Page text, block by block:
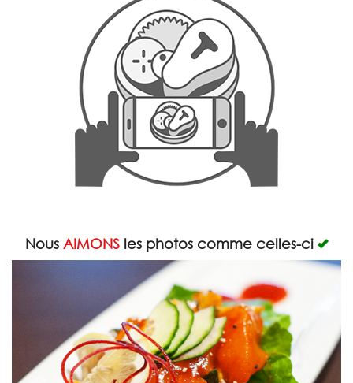
Nous AIMONSles photos comme celles-ci